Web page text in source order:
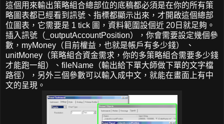
這個用來輸出策略組合總部位的底稿都必須是在你的所有策
略圖表都已經看到訊號、指標都顯示出來，才開啟這個總部
位圖表，它需要是 1 tick 圖，資料範圍設個近 20日就足夠。
插入訊號（_outputAccountPosition），你會需要設定幾個參
數，myMoney（目前權益，也就是帳戶有多少錢） 、
unitMoney（策略組合資金需求，你的多策略組合需要多少錢
才能跑一組）、fileName（輸出給下單大師做下單的文字檔
路徑），另外三個參數可以輸入成中文，就能在畫面上有中
文的呈現。